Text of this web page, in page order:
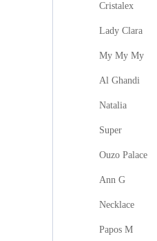
Cristalex
Lady Clara
My My My
Al Ghandi
Natalia
Super
Ouzo Palace
Ann G
Necklace
Papos M